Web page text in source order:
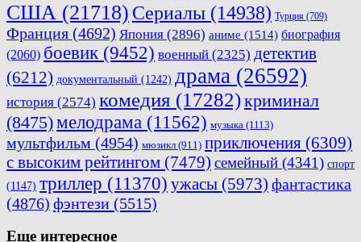
США (21718) Сериалы (14938) Турция (709)
Франция (4692) Япония (2896) аниме (1514) биография
(2060) боевик (9452) военный (2325) детектив
(6212) документальный (1242) драма (26592)
история (2574) комедия (17282)криминал
(8475)мелодрама (11562) музыка (1113)
мультфильм (4954) мюзикл (911) приключения (6309)
с высоким рейтингом (7479) семейный (4341) спорт
(1147) триллер (11370) ужасы (5973) фантастика
(4876) фэнтези (5515)
Еще интересное